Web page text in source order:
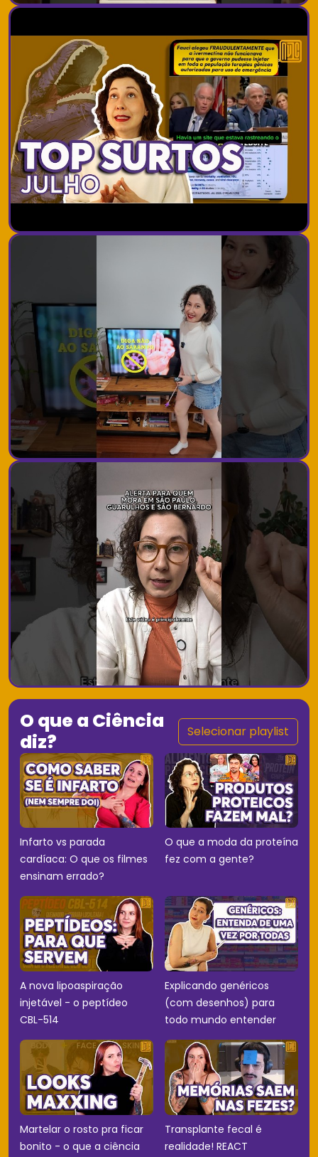
O que a Ciência
diz?
Selecionar playlist
Infarto vs parada
cardíaca: O que os filmes
ensinam errado?
O que a moda da proteína
fez com a gente?
A nova lipoaspiração
injetável - o peptídeo
CBL-514
Explicando genéricos
(com desenhos) para
todo mundo entender
Martelar o rosto pra ficar
bonito - o que a ciência
Transplante fecal é
realidade! REACT